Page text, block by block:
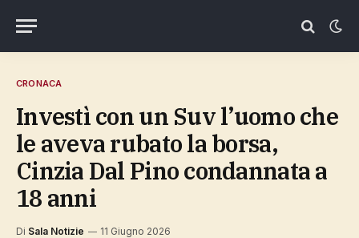
CRONACA
Investì con un Suv l’uomo che
le aveva rubato la borsa,
Cinzia Dal Pino condannata a
18 anni
Di Sala Notizie 11 Giugno 2026